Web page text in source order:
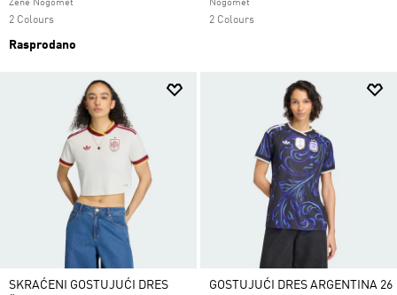
Žene Nogomet
2 Colours
Rasprodano
Nogomet
2 Colours
SKRAĆENI GOSTUJUĆI DRES
GOSTUJUĆI DRES ARGENTINA 26